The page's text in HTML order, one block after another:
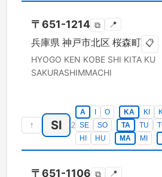
〒651-1214 ⧉ 📍
兵庫県 神戸市北区 桜森町 📋
HYOGO KEN KOBE SHI KITA KU
SAKURASHIMMACHI
↑ SI 2
A O KA KI
SE
SO TA TU
HI
HU MA MI
〒651-1106 ⧉ 📍